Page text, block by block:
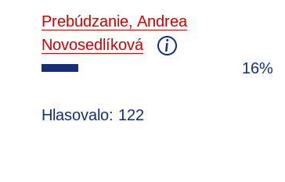
Prebúdzanie, Andrea
Novosedlíková
16%
Hlasovalo: 122